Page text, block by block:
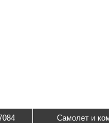
Самолет и